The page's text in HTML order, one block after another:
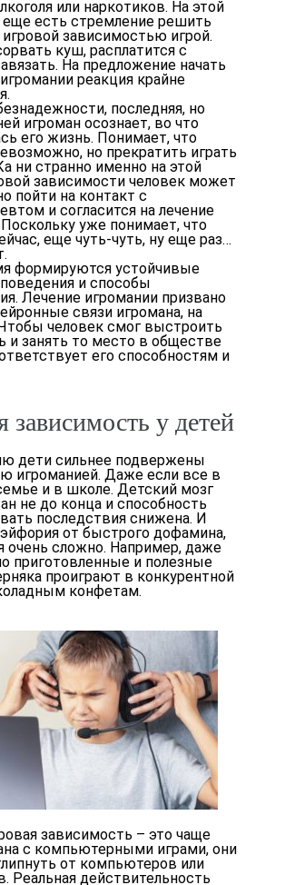
или наркотиков. На этой
еще есть стремление решить
зависимостью игрой.
куш, расплатится с
На предложение начать
реакция крайне
последняя, но
игроман осознает, во что
его жизнь. Понимает, что
но прекратить играть
ни странно именно на этой
зависимости человек может
пойти на контакт с
и согласится на лечение
уже понимает, что
еще чуть-чуть, ну еще раз…
формируются устойчивые
и способы
Лечение игромании призвано
связи игромана, на
человек смог выстроить
и занять то место в обществе
его способностям и
зависимость у детей
дети сильнее подвержены
игроманией. Даже если все в
и в школе. Детский мозг
не до конца и способность
последствия снижена. И
от быстрого дофамина,
очень сложно. Например, даже
приготовленные и полезные
проиграют в конкурентной
конфетам.
зависимость – это чаще
с компьютерными играми, они
от компьютеров или
Реальная действительность